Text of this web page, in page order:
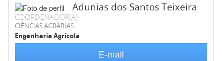
Adunias dos Santos Teixeira
COORDENADOR(A)
CIÊNCIAS AGRÁRIAS
Engenharia Agrícola
E-mail